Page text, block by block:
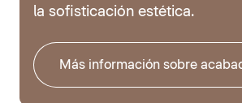
la sofisticación estética.
Más información sobre